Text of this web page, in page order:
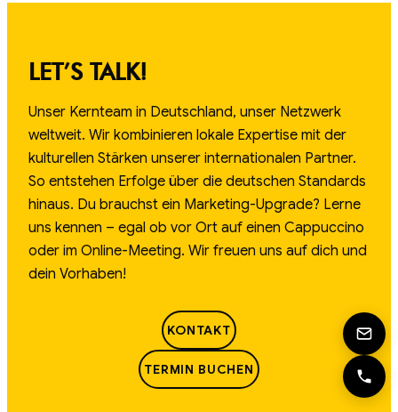
LET’S TALK!
Unser Kernteam in Deutschland, unser Netzwerk
weltweit. Wir kombinieren lokale Expertise mit der
kulturellen Stärken unserer internationalen Partner.
So entstehen Erfolge über die deutschen Standards
hinaus. Du brauchst ein Marketing-Upgrade? Lerne
uns kennen – egal ob vor Ort auf einen Cappuccino
oder im Online-Meeting. Wir freuen uns auf dich und
dein Vorhaben!
KONTAKT
TERMIN BUCHEN